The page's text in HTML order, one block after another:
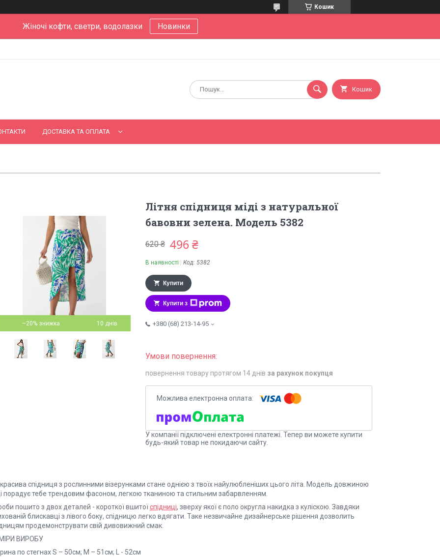
Кошик
Жіночі кофти, светри, водолазки Новинки
Кошик
ДОСТАВКА ТА ОПЛАТА
–20% 10 днів
Літня спідниця міді з натуральної
бавовни зелена. Модель 5382
620 ₴ 496 ₴
В наявності Код: 5382
Купити
Купити з
+380 (68) 213-14-95
повернення товару протягом 14 днів за рахунок покупця
У компанії підключені електронні платежі. Тепер ви можете купити
будь-який товар не покидаючи сайту.
спідниця з рослинними візерунками стане однією з твоїх найулюбленіших цього літа. Модель довжиною
порадує тебе трендовим фасоном, легкою тканиною та стильним забарвленням.
пошито з двох деталей - короткої вшитоїспідниці, зверху якої є поло округла накидка з куліскою. Завдяки
блискавці з лівого боку, спідницю легко вдягати. Таке незвичайне дизайнерське рішення дозволить
продемонструвати свій дивовижний смак.
ВИРОБУ
по стегнах S – 50см; M – 51см; L - 52см